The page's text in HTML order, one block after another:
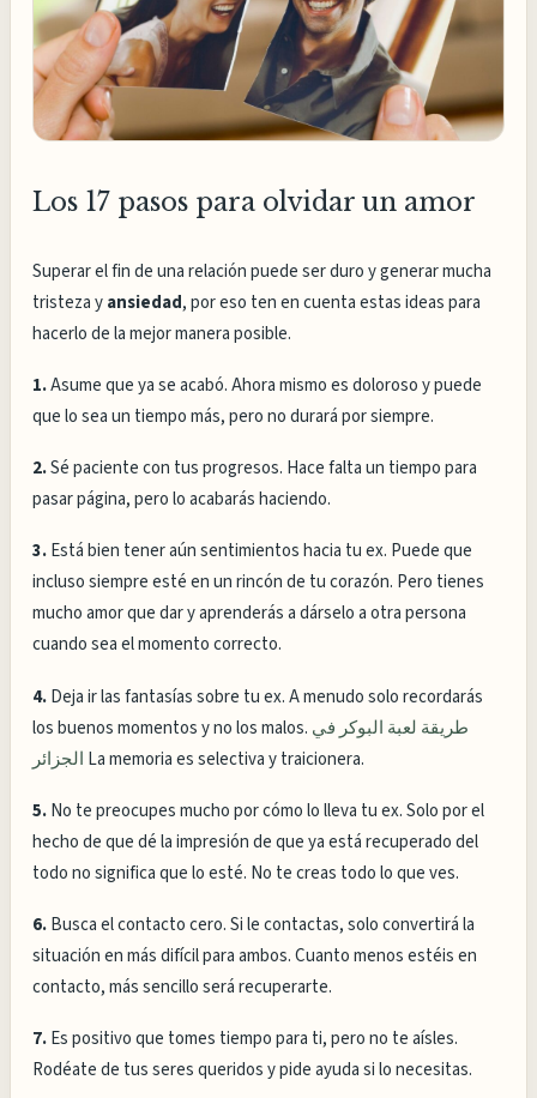
Los 17 pasos para olvidar un amor
Superar el fin de una relación puede ser duro y generar mucha
tristeza yansiedad, por eso ten en cuenta estas ideas para
hacerlo de la mejor manera posible.
1.Asume que ya se acabó. Ahora mismo es doloroso y puede
que lo sea un tiempo más, pero no durará por siempre.
2.Sé paciente con tus progresos. Hace falta un tiempo para
pasar página, pero lo acabarás haciendo.
3.Está bien tener aún sentimientos hacia tu ex. Puede que
incluso siempre esté en un rincón de tu corazón. Pero tienes
mucho amor que dar y aprenderás a dárselo a otra persona
cuando sea el momento correcto.
4.Deja ir las fantasías sobre tu ex. A menudo solo recordarás
los buenos momentos y no los malos. طريقة لعبة البوكر في
الجزائر La memoria es selectiva y traicionera.
5.No te preocupes mucho por cómo lo lleva tu ex. Solo por el
hecho de que dé la impresión de que ya está recuperado del
todo no significa que lo esté. No te creas todo lo que ves.
6.Busca el contacto cero. Si le contactas, solo convertirá la
situación en más difícil para ambos. Cuanto menos estéis en
contacto, más sencillo será recuperarte.
7.Es positivo que tomes tiempo para ti, pero no te aísles.
Rodéate de tus seres queridos y pide ayuda si lo necesitas.